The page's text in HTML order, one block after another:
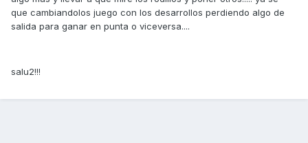
que cambiandolos juego con los desarrollos perdiendo algo de
salida para ganar en punta o viceversa....
salu2!!!